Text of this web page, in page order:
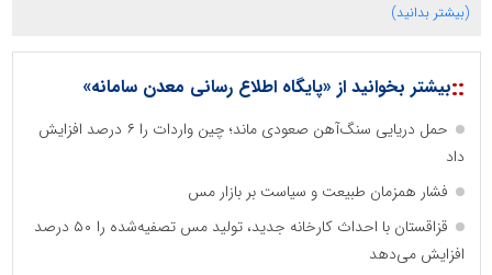
(بیشتر بدانید)
::بیشتر بخوانید از «پایگاه اطلاع رسانی معدن سامانه»
حمل دریایی سنگ‌آهن صعودی ماند؛ چین واردات را ۶ درصد افزایش
داد
فشار همزمان طبیعت و سیاست بر بازار مس
قزاقستان با احداث کارخانه جدید، تولید مس تصفیه‌شده را ۵۰ درصد
افزایش می‌دهد